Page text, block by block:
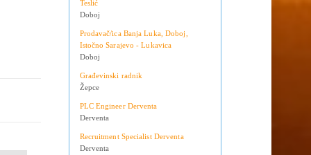
Teslić
Doboj
Prodavač/ica Banja Luka, Doboj,
Istočno Sarajevo - Lukavica
Doboj
Građevinski radnik
Žepce
PLC Engineer Derventa
Derventa
Recruitment Specialist Derventa
Derventa